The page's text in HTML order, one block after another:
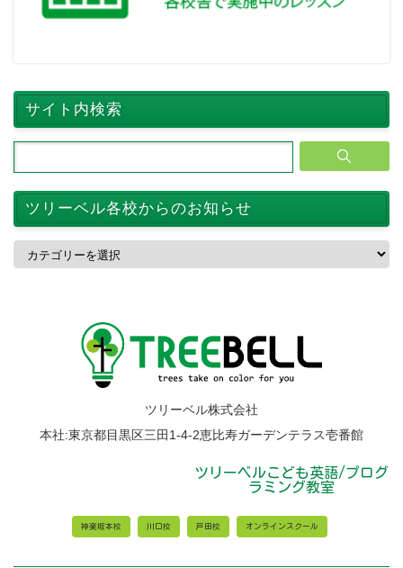
サイト内検索
ツリーベル各校からのお知らせ
ツ
ツリーベル株式会社
本社:東京都目黒区三田1-4-2恵比寿ガーデンテラス壱番館
ツリーベルこども英語/プログ
ラミング教室
神楽坂本校 川口校 戸田校 オンラインスクール